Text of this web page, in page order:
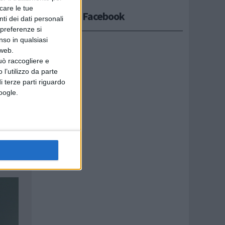
le tue
dei dati personali
si
in qualsiasi
raccogliere e
da parte
terze parti riguardo
Seguici su Facebook